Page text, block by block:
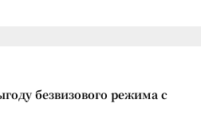
безвизового режима с